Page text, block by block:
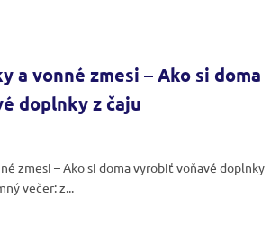
a vonné zmesi – Ako si doma
doplnky z čaju
zmesi – Ako si doma vyrobiť voňavé doplnky
večer: z...